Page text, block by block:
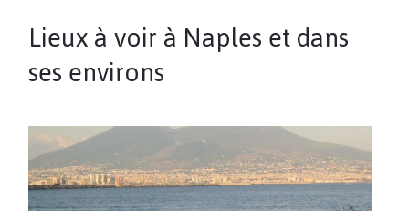
Lieux à voir à Naples et dans
ses environs